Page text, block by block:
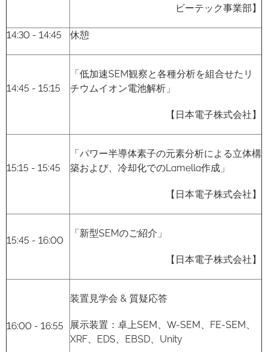
ビーテック事業部】
14:30 - 14:45 休憩
14:45 - 15:15
「低加速SEM観察と各種分析を組合せたリ
チウムイオン電池解析」
【日本電子株式会社】
15:15 - 15:45
「パワー半導体素子の元素分析による立体構
築および、冷却化でのLamella作成」
【日本電子株式会社】
15:45 - 16:00
「新型SEMのご紹介」
【日本電子株式会社】
16:00 - 16:55
装置見学会 & 質疑応答
展示装置：卓上SEM、W-SEM、FE-SEM、
XRF、EDS、EBSD、Unity